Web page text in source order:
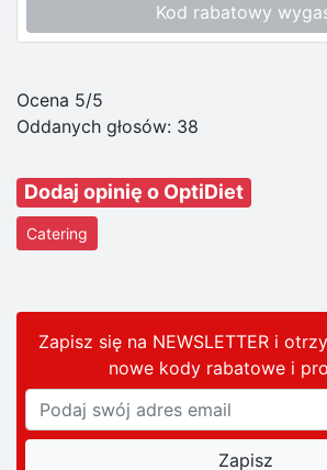
Kod rabatowy
Ocena 5/5
Oddanych głosów: 38
Dodaj opinię o OptiDiet
Catering
Zapisz się na NEWSLETTER i
nowe kody rabatowei